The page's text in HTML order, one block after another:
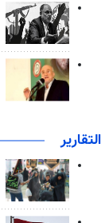
التقارير